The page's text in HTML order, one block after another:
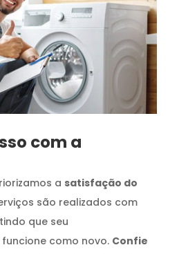
com a
a satisfação do
são realizados com
que seu
funcione como novo. Confie